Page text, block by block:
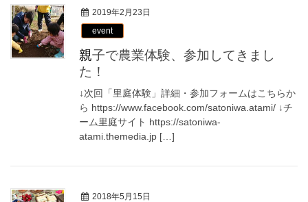
2019年2月23日
event
親子で農業体験、参加してきまし
た！
↓次回「里庭体験」詳細・参加フォームはこちらか
ら https://www.facebook.com/satoniwa.atami/ ↓チ
ーム里庭サイト https://satoniwa-
atami.themedia.jp […]
2018年5月15日